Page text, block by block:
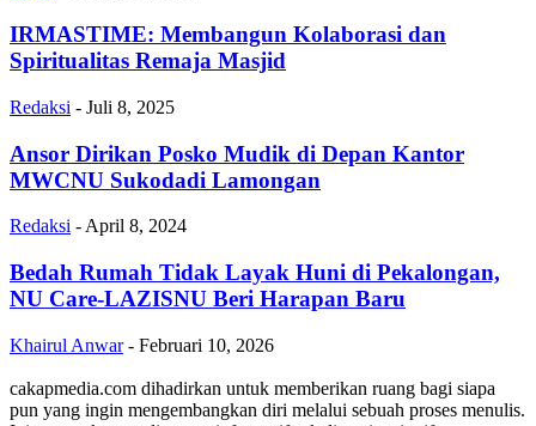
IRMASTIME: Membangun Kolaborasi dan
Spiritualitas Remaja Masjid
Redaksi - Juli 8, 2025
Ansor Dirikan Posko Mudik di Depan Kantor
MWCNU Sukodadi Lamongan
Redaksi - April 8, 2024
Bedah Rumah Tidak Layak Huni di Pekalongan,
NU Care-LAZISNU Beri Harapan Baru
Khairul Anwar - Februari 10, 2026
cakapmedia.com dihadirkan untuk memberikan ruang bagi siapa
pun yang ingin mengembangkan diri melalui sebuah proses menulis.